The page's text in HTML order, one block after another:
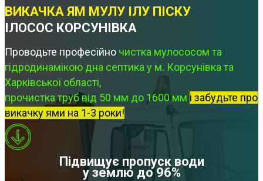
ВИКАЧКА ЯМ МУЛУ ІЛУ ПІСКУ
ІЛОСОС КОРСУНІВКА
Проводьте професійно чистка мулососом та
гідродинамікою дна септика у м. Корсунівка та
Харківської області,
прочистка труб від 50 мм до 1600 мм і забудьте про
викачку ями на 1-3 роки!
Підвищує пропуск води
у землю до 96%